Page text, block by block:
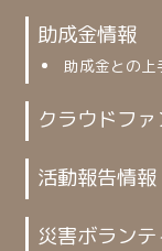
助成金情報
助成金との上
クラウドフ
活動報告情報
災害ボラン